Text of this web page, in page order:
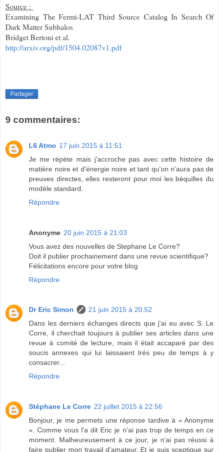
Source :
Examining The Fermi-LAT Third Source Catalog In Search Of
Dark Matter Subhalos
Bridget Bertoni et al.
http://arxiv.org/pdf/1504.02087v1.pdf
Partager
9 commentaires:
L6 Atmo 17 juin 2015 à 11:51
Je me répète mais j'accroche pas avec cette histoire de
matière noire et d'énergie noire et tant qu'on n'aura pas de
preuves directes, elles resteront pour moi les béquilles du
modèle standard.
Répondre
Anonyme 20 juin 2015 à 21:03
Vous avez des nouvelles de Stephane Le Corre?
Doit il publier prochainement dans une revue scientifique?
Félicitations encore pour votre blog
Répondre
Dr Eric Simon
21 juin 2015 à 20:52
Dans les derniers échanges directs que j'ai eu avec S. Le
Corre, il cherchait toujours à publier ses articles dans une
revue à comité de lecture, mais il était accaparé par des
soucis annexes qui lui laissaient très peu de temps à y
consacrer...
Répondre
Stéphane Le Corre 22 juillet 2015 à 22:56
Bonjour, je me permets une réponse tardive à « Anonyme
». Comme vous l'a dit Eric je n'ai pas trop de temps en ce
moment. Malheureusement à ce jour, je n'ai pas réussi à
faire publier mon travail d'amateur. Et je suis sceptique sur